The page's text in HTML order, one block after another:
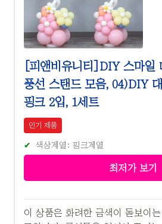
[피앤비유니티]DIY 스마일
풍선 스탠드 모음, 04)DIY
핑크 2입, 1세트
인기 제품
색상계열: 핑크계열
최저가 보기
이 상품은 화려한 금색이 돋보이